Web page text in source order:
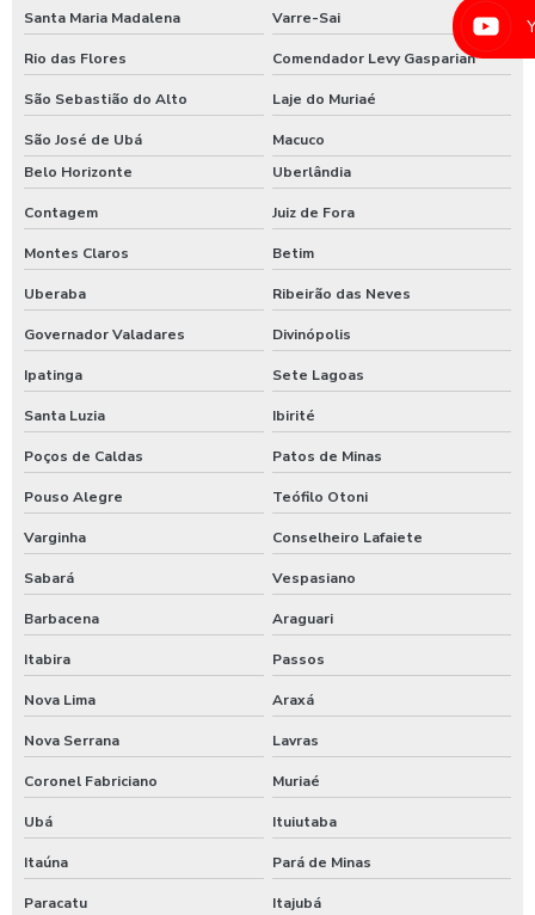
Lavagem automática de carros
Lavagem automática de veículos
Lavagem de caminhão
Lavagem de caminhão equipamentos
Lavagem de caminhão de lixo
Lavagem de caminhão preço
Lavagem de carros self service
Lavagem expressa
Lavagem expressa de carros
Lavagem de máquinas agrícolas
Lavagem de máquinas pesadas
Lavagem de ônibus
Lavagem self service de automóveis
Lavagem de veículos pesados
Limpa sider
Limpeza de máquinas pesadas
Limpeza de trator
Maquina de aplicar shampoo em carros
Santa Maria Madalena Varre-Sai
Rio das Flores Comendador Levy Gasparian
São Sebastião do Alto Laje do Muriaé
São José de Ubá
Macuco
Belo Horizonte
Uberlândia
Contagem Juiz de Fora
Montes Claros Betim
Uberaba Ribeirão das Neves
Governador Valadares Divinópolis
Ipatinga Sete Lagoas
Santa Luzia Ibirité
Poços de Caldas Patos de Minas
Pouso Alegre Teófilo Otoni
Varginha Conselheiro Lafaiete
Sabará Vespasiano
Barbacena Araguari
Itabira Passos
Nova Lima Araxá
Nova Serrana Lavras
Coronel Fabriciano Muriaé
Ubá Ituiutaba
Itaúna Pará de Minas
Paracatu Itajubá